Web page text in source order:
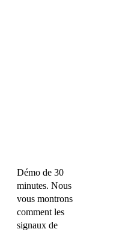
Démo de 30
minutes. Nous
vous montrons
comment les
signaux de